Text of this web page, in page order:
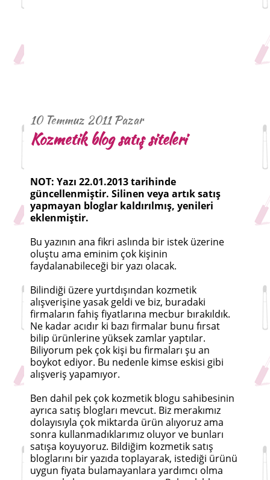
10 Temmuz 2011 Pazar
Kozmetik blog satış siteleri
NOT: Yazı 22.01.2013 tarihinde
güncellenmiştir. Silinen veya artık satış
yapmayan bloglar kaldırılmış, yenileri
eklenmiştir.
Bu yazının ana fikri aslında bir istek üzerine
oluştu ama eminim çok kişinin
faydalanabileceği bir yazı olacak.
Bilindiği üzere yurtdışından kozmetik
alışverişine yasak geldi ve biz, buradaki
firmaların fahiş fiyatlarına mecbur bırakıldık.
Ne kadar acıdır ki bazı firmalar bunu fırsat
bilip ürünlerine yüksek zamlar yaptılar.
Biliyorum pek çok kişi bu firmaları şu an
boykot ediyor. Bu nedenle kimse eskisi gibi
alışveriş yapamıyor.
Ben dahil pek çok kozmetik blogu sahibesinin
ayrıca satış blogları mevcut. Biz merakımız
dolayısıyla çok miktarda ürün alıyoruz ama
sonra kullanmadıklarımız oluyor ve bunları
satışa koyuyoruz. Bildiğim kozmetik satış
bloglarını bir yazıda toplayarak, istediği ürünü
uygun fiyata bulamayanlara yardımcı olma